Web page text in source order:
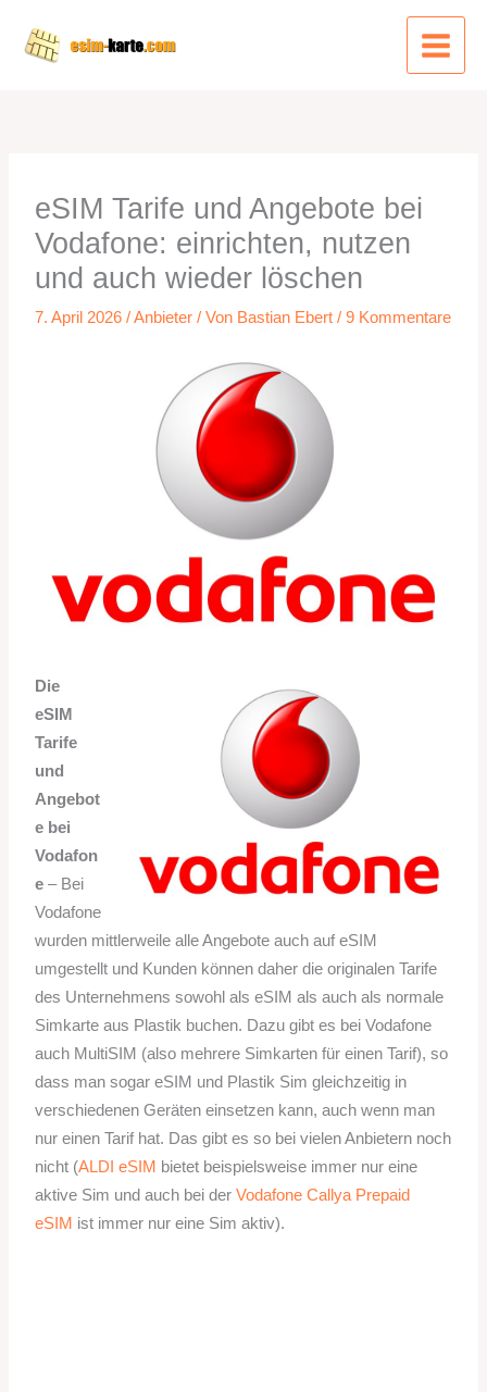
Inhalt
eSIM Tarife und Angebote bei
Vodafone: einrichten, nutzen
und auch wieder löschen
7. April 2026/Anbieter / Von Bastian Ebert/9 Kommentare
Die
eSIM
Tarife
und
Angebot
e bei
Vodafon
e – Bei
Vodafone
wurden mittlerweile alle Angebote auch auf eSIM
umgestellt und Kunden können daher die originalen Tarife
des Unternehmens sowohl als eSIM als auch als normale
Simkarte aus Plastik buchen. Dazu gibt es bei Vodafone
auch MultiSIM (also mehrere Simkarten für einen Tarif), so
dass man sogar eSIM und Plastik Sim gleichzeitig in
verschiedenen Geräten einsetzen kann, auch wenn man
nur einen Tarif hat. Das gibt es so bei vielen Anbietern noch
nicht (ALDI eSIM bietet beispielsweise immer nur eine
aktive Sim und auch bei derVodafone Callya Prepaid
eSIM ist immer nur eine Sim aktiv).